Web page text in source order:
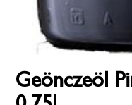
Geönczeöl